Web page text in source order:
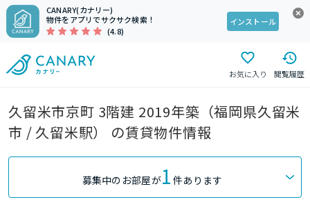
CANARY(カナリー)
物件をアプリでサクサク検索！
(4.8)
インストール
お気に入り 閲覧履歴
久留米市京町 3階建 2019年築（福岡県久留米
市 / 久留米駅） の賃貸物件情報
募集中のお部屋が1 件あります